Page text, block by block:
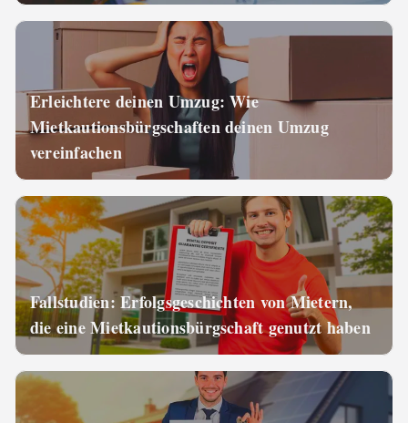
Erleichtere deinen Umzug: Wie
Mietkautionsbürgschaften deinen Umzug
vereinfachen
Fallstudien: Erfolgsgeschichten von Mietern,
die eine Mietkautionsbürgschaft genutzt haben